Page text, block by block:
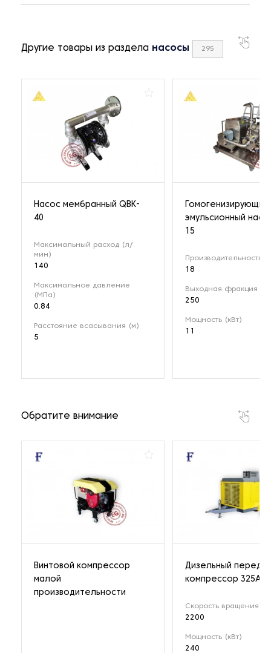
Другие товары из раздела насосы 295
Насос мембранный QBK-
40
Максимальный расход (л/
мин)
140
Максимальное давление
(МПа)
0.84
Расстояние всасывания (м)
5
Гомогенизирующий
эмульсионный
15
Производительность
18
Выходная фракция
250
Мощность (кВт)
11
Обратите внимание
Винтовой компрессор
малой
производительности
Дизельный
компрессор 325A
Скорость вращения
2200
Мощность (кВт)
240